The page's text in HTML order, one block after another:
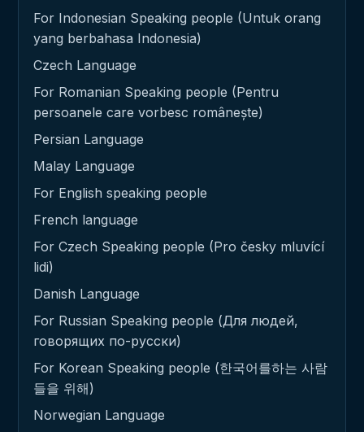
For Indonesian Speaking people (Untuk orang
yang berbahasa Indonesia)
Czech Language
For Romanian Speaking people (Pentru
persoanele care vorbesc românește)
Persian Language
Malay Language
For English speaking people
French language
For Czech Speaking people (Pro česky mluvící
lidi)
Danish Language
For Russian Speaking people (Для людей,
говорящих по-русски)
For Korean Speaking people (한국어를하는 사람
들을 위해)
Norwegian Language